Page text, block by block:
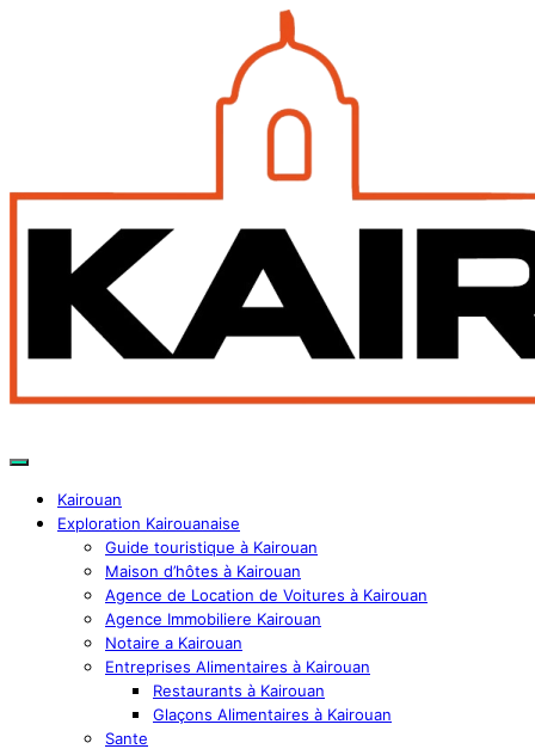
Kairouan
Exploration Kairouanaise
Guide touristique à Kairouan
Maison d’hôtes à Kairouan
Agence de Location de Voitures à Kairouan
Agence Immobiliere Kairouan
Notaire a Kairouan
Entreprises Alimentaires à Kairouan
Restaurants à Kairouan
Glaçons Alimentaires à Kairouan
Sante